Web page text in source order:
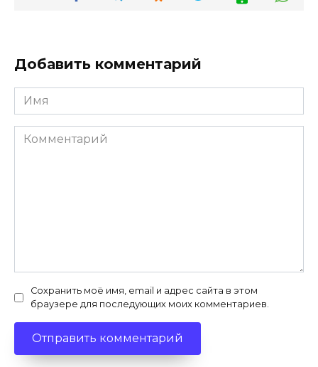
Добавить комментарий
Имя
*
Комментарий
Сохранить моё имя, email и адрес сайта в этом
браузере для последующих моих комментариев.